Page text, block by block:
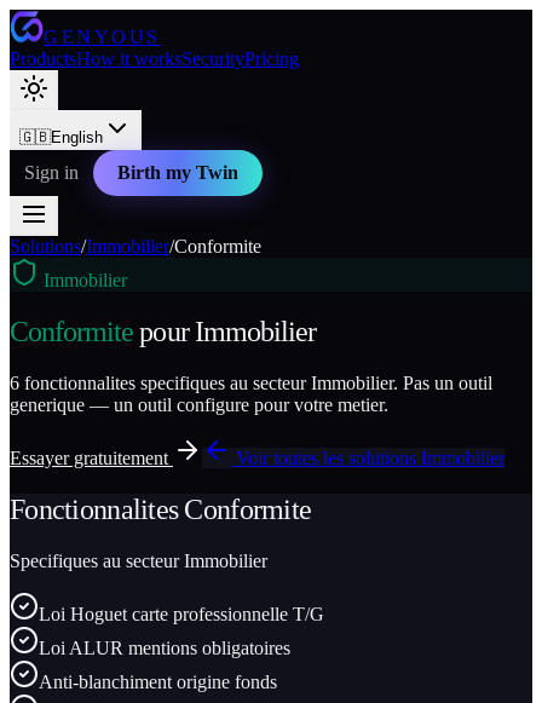
GENYOUS
ProductsHow it worksSecurityPricing
🇬🇧English
Sign in Birth my Twin
Solutions/Immobilier/Conformite
Immobilier
ConformitepourImmobilier
6 fonctionnalites specifiques au secteurImmobilier. Pas un outil
generique — un outil configure pour votre metier.
Essayer gratuitement Voir toutes les solutions Immobilier
FonctionnalitesConformite
Specifiques au secteurImmobilier
Loi Hoguet carte professionnelle T/G
Loi ALUR mentions obligatoires
Anti-blanchiment origine fonds